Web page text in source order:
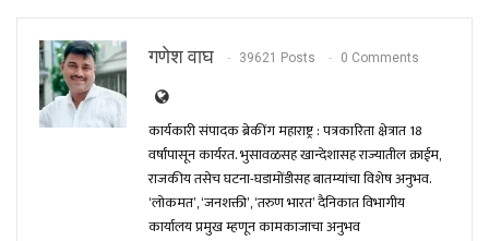
गणेश वाघ 39621 Posts 0 Comments
कार्यकारी संपादक ब्रेकींग महाराष्ट्र : पत्रकारिता क्षेत्रात 18
वर्षांपासून कार्यरत. भुसावळसह खान्देशासह राज्यातील क्राईम,
राजकीय तसेच घटना-घडामोंडीसह बातम्यांचा विशेष अनुभव.
‘लोकमत’, ‘जनशक्ती’, ‘तरुण भारत’ दैनिकात विभागीय
कार्यालय प्रमुख म्हणून कामकाजाचा अनुभव